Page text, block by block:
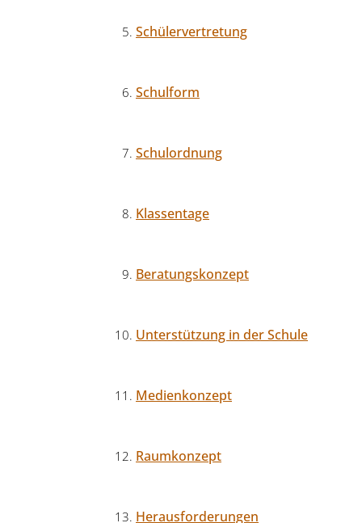
Schülervertretung
Schulform
Schulordnung
Klassentage
Beratungskonzept
Unterstützung in der Schule
Medienkonzept
Raumkonzept
Herausforderungen